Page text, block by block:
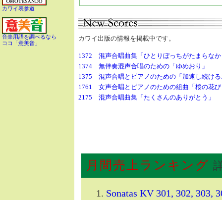
カワイ表参道
音楽用語を調べるなら
ココ「意美音」
カワイ出版の情報を掲載中です。
1372 混声合唱曲集「ひとりぼっちがたまらな
1374 無伴奏混声合唱のための「ゆめおり」
1375 混声合唱とピアノのための「加速し続け
1761 女声合唱とピアノのための組曲「桜の花
2175 混声合唱曲集「たくさんのありがとう」
月間売上ランキング
Sonatas KV 301, 302, 303,